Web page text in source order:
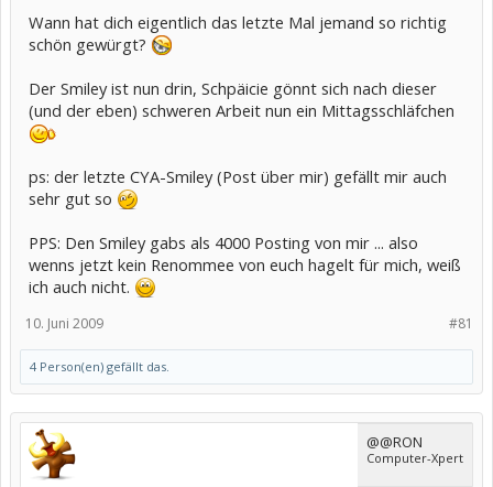
Wann hat dich eigentlich das letzte Mal jemand so richtig
schön gewürgt?
Der Smiley ist nun drin, Schpäicie gönnt sich nach dieser
(und der eben) schweren Arbeit nun ein Mittagsschläfchen
ps: der letzte CYA-Smiley (Post über mir) gefällt mir auch
sehr gut so
PPS: Den Smiley gabs als 4000 Posting von mir ... also
wenns jetzt kein Renommee von euch hagelt für mich, weiß
ich auch nicht.
#81
10. Juni 2009
4 Person(en) gefällt das.
@@RON
Computer-Xpert